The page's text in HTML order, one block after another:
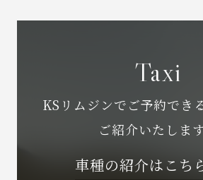
Taxi
KSリムジンでご予約でき
ご紹介いたします
車種の紹介はこち